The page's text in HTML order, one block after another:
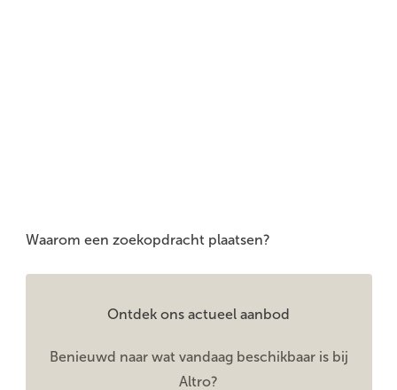
Waarom een zoekopdracht plaatsen?
Ontdek ons actueel aanbod
Benieuwd naar wat vandaag beschikbaar is bij
Altro?